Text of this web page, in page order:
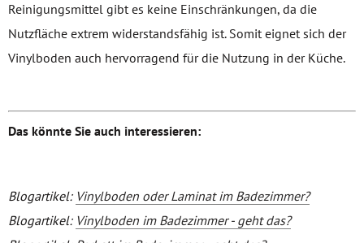
Reinigungsmittel gibt es keine Einschränkungen, da die
Nutzfläche extrem widerstandsfähig ist. Somit eignet sich der
Vinylboden auch hervorragend für die Nutzung in der Küche.
Das könnte Sie auch interessieren:
Blogartikel: Vinylboden oder Laminat im Badezimmer?
Blogartikel: Vinylboden im Badezimmer - geht das?